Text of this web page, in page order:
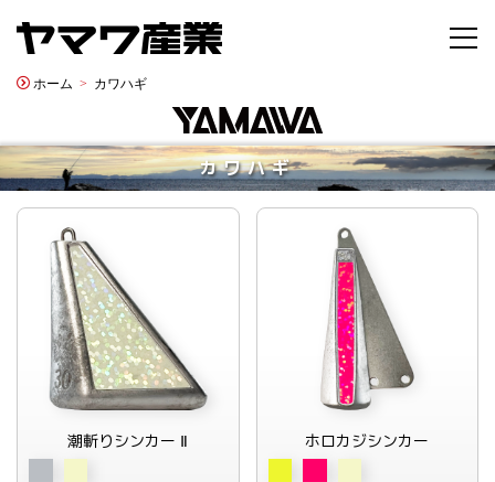
ホーム カワハギ
カワハギ
潮斬りシンカー Ⅱ ホロカジシンカー